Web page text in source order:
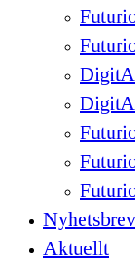
Nyhetsbrev
Aktuellt